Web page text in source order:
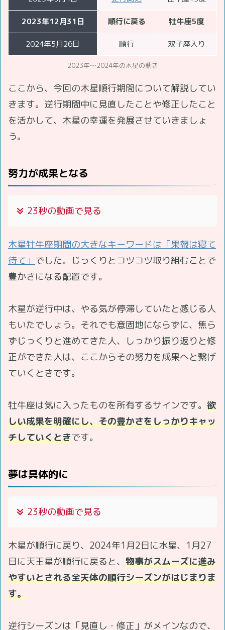
2023年12月31日 順行に戻る 牡牛座5度
2024年5月26日 順行 双子座入り
2023年～2024年の木星の動き
ここから、今回の木星順行期間について解説してい
きます。逆行期間中に見直したことや修正したこと
を活かして、木星の幸運を発展させていきましょ
う。
努力が成果となる
23秒の動画で見る
木星牡牛座期間の大きなキーワードは「果報は寝て
待て」 でした。じっくりとコツコツ取り組むことで
豊かさになる配置です。
木星が逆行中は、やる気が停滞していたと感じる人
もいたでしょう。それでも意固地にならずに、焦ら
ずじっくりと進めてきた人、しっかり振り返りと修
正ができた人は、ここからその努力を成果へと繋げ
ていくときです。
牡牛座は気に入ったものを所有するサインです。 欲
しい成果を明確にし、その豊かさをしっかりキャッ
チしていくときです。
夢は具体的に
23秒の動画で見る
木星が順行に戻り、2024年1月2日に水星、1月27
日に天王星が順行に戻ると、 物事がスムーズに進み
やすいとされる全天体の順行シーズンがはじまりま
す。
逆行シーズンは「見直し・修正」がメインなので、